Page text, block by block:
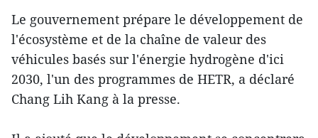
Le gouvernement prépare le développement de
l'écosystème et de la chaîne de valeur des
véhicules basés sur l'énergie hydrogène d'ici
2030, l'un des programmes de HETR, a déclaré
Chang Lih Kang à la presse.